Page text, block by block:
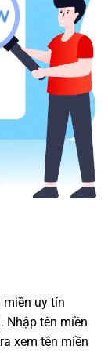
miền uy tín
Nhập tên miền
xem tên miền